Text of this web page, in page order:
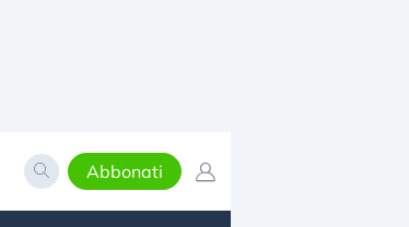
Abbonati